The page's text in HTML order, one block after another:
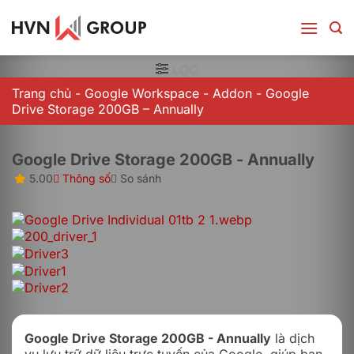
qua
nội
dung
Trang chủ - Google Workspace - Addon - Google
Drive Storage 200GB – Annually
Google Drive Storage 200GB - Annually
5.00 Thông số So sánh
Google Drive Storage 200GB - Annually là dịch